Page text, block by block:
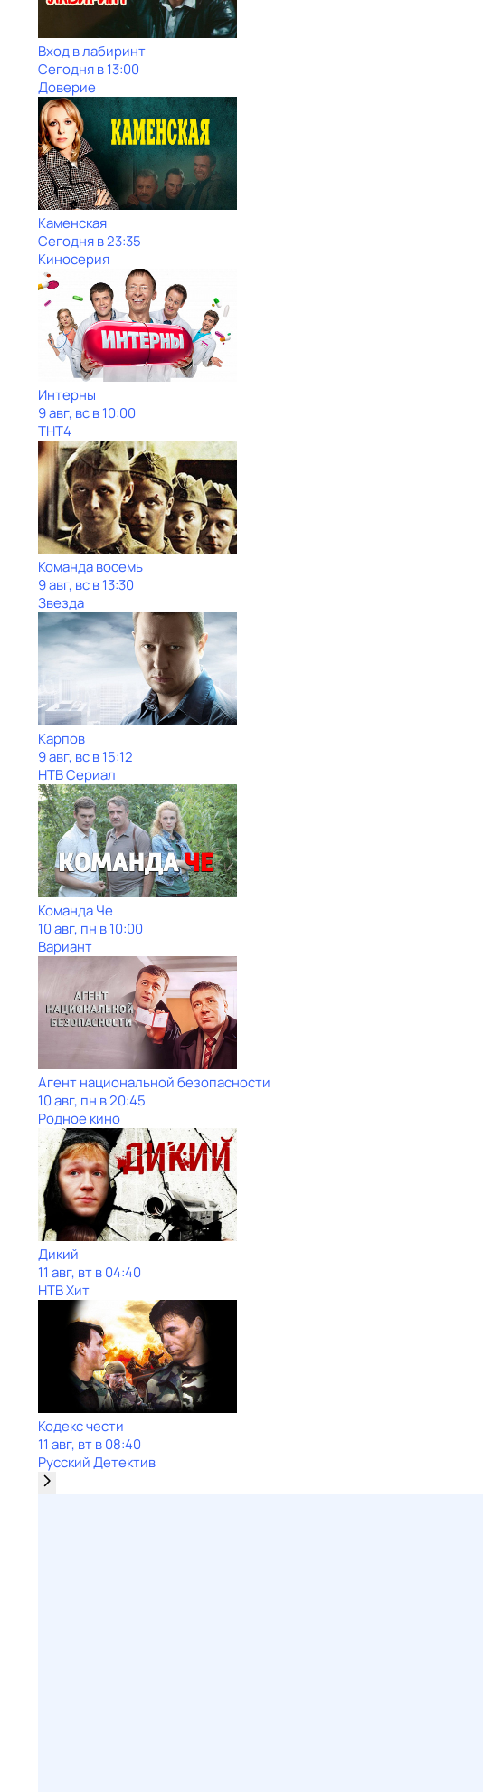
Вход в лабиринт
Сегодня в 13:00
Доверие
Каменская
Сегодня в 23:35
Киносерия
Интерны
9 авг, вс в 10:00
ТНТ4
Команда восемь
9 авг, вс в 13:30
Звезда
Карпов
9 авг, вс в 15:12
НТВ Сериал
Команда Че
10 авг, пн в 10:00
Вариант
Агент национальной безопасности
10 авг, пн в 20:45
Родное кино
Дикий
11 авг, вт в 04:40
НТВ Хит
Кодекс чести
11 авг, вт в 08:40
Русский Детектив